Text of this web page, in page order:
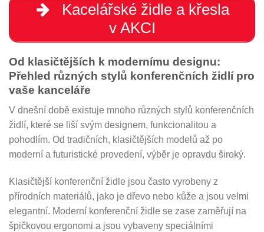
Kacelářské židle a křesla
v AKCI
Od klasičtějších k modernímu designu:
Přehled různých stylů konferenčních židlí pro
vaše kanceláře
V dnešní době existuje mnoho různých stylů konferenčních
židlí, které se liší svým designem, funkcionalitou a
pohodlím. Od tradičních, klasičtějších modelů až po
moderní a futuristické provedení, výběr je opravdu široký.
Klasičtější konferenční židle jsou často vyrobeny z
přírodních materiálů, jako je dřevo nebo kůže a jsou velmi
elegantní. Moderní konferenční židle se zase zaměřují na
špičkovou ergonomi a jsou vybaveny speciálními